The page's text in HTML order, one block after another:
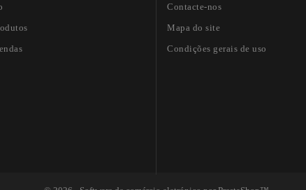
Contacte-nos
Mapa do site
Condições gerais de uso